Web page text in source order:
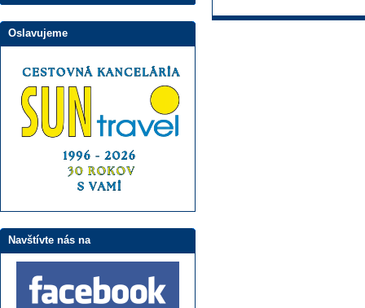
Oslavujeme
Navštívte nás na